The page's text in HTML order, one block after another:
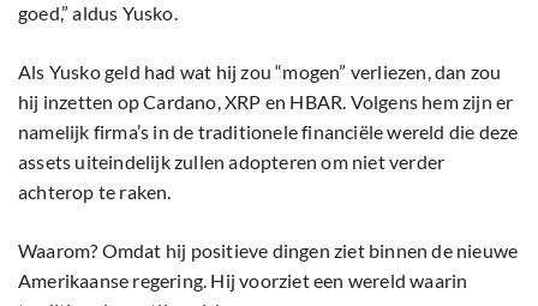
goed,” aldus Yusko.
Als Yusko geld had wat hij zou “mogen” verliezen, dan zou
hij inzetten op Cardano, XRP en HBAR. Volgens hem zijn er
namelijk firma’s in de traditionele financiële wereld die deze
assets uiteindelijk zullen adopteren om niet verder
achterop te raken.
Waarom? Omdat hij positieve dingen ziet binnen de nieuwe
Amerikaanse regering. Hij voorziet een wereld waarin